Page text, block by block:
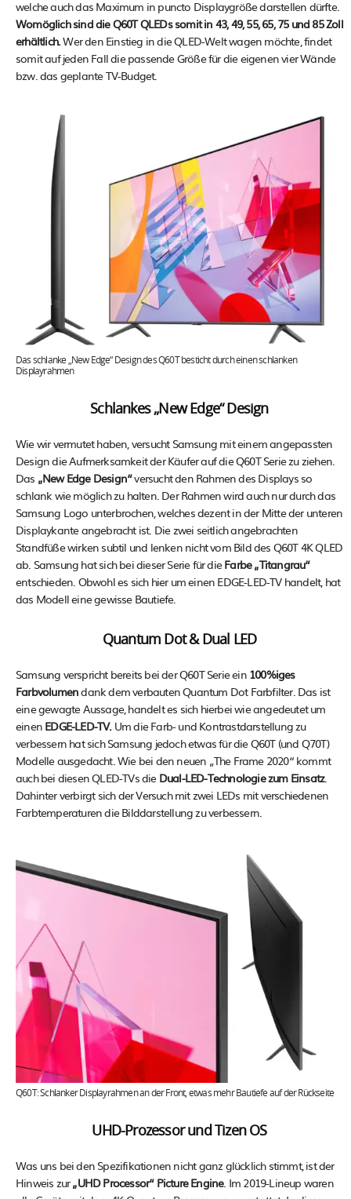
welche auch das Maximum in puncto Displaygröße darstellen dürfte.
Womöglich sind die Q60T QLEDs somit in 43, 49, 55, 65, 75 und 85 Zoll
erhältlich.Wer den Einstieg in die QLED-Welt wagen möchte, findet
somit auf jeden Fall die passende Größe für die eigenen vier Wände
bzw. das geplante TV-Budget.
Das schlanke „New Edge“ Design des Q60T besticht durch einen schlanken
Displayrahmen
Schlankes „New Edge“ Design
Wie wir vermutet haben, versucht Samsung mit einem angepassten
Design die Aufmerksamkeit der Käufer auf die Q60T Serie zu ziehen.
Das „New Edge Design“versucht den Rahmen des Displays so
schlank wie möglich zu halten. Der Rahmen wird auch nur durch das
Samsung Logo unterbrochen, welches dezent in der Mitte der unteren
Displaykante angebracht ist. Die zwei seitlich angebrachten
Standfüße wirken subtil und lenken nicht vom Bild des Q60T 4K QLED
ab. Samsung hat sich bei dieser Serie für dieFarbe „Titangrau“
entschieden. Obwohl es sich hier um einen EDGE-LED-TV handelt, hat
das Modell eine gewisse Bautiefe.
Quantum Dot & Dual LED
Samsung verspricht bereits bei der Q60T Serie ein 100%iges
Farbvolumendank dem verbauten Quantum Dot Farbfilter. Das ist
eine gewagte Aussage, handelt es sich hierbei wie angedeutet um
einen EDGE-LED-TV.Um die Farb- und Kontrastdarstellung zu
verbessern hat sich Samsung jedoch etwas für die Q60T (und Q70T)
Modelle ausgedacht. Wie bei den neuen „The Frame 2020“ kommt
auch bei diesen QLED-TVs die Dual-LED-Technologie zum Einsatz.
Dahinter verbirgt sich der Versuch mit zwei LEDs mit verschiedenen
Farbtemperaturen die Bilddarstellung zu verbessern.
Q60T: Schlanker Displayrahmen an der Front, etwas mehr Bautiefe auf der Rückseite
UHD-Prozessor und Tizen OS
Was uns bei den Spezifikationen nicht ganz glücklich stimmt, ist der
Hinweis zur„UHD Processor“ Picture Engine. Im 2019-Lineup waren